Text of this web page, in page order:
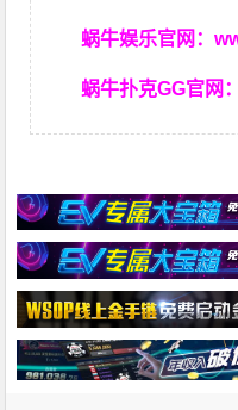
蜗牛娱乐官网：
蜗牛扑克GG官网